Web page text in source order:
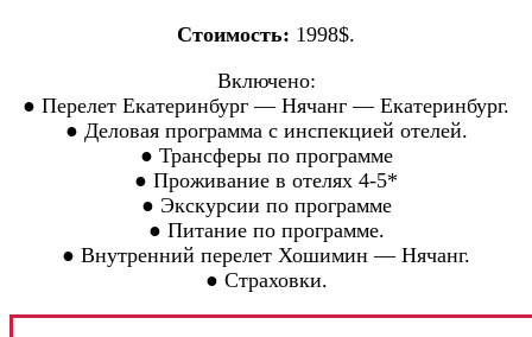
Стоимость: 1998$.
Включено:
● Перелет Екатеринбург — Нячанг — Екатеринбург.
● Деловая программа с инспекцией отелей.
● Трансферы по программе
● Проживание в отелях 4-5*
● Экскурсии по программе
● Питание по программе.
● Внутренний перелет Хошимин — Нячанг.
● Страховки.